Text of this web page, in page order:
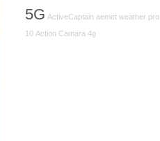
5G ActiveCaptain aemet weather pro
10 Action Camara 4g